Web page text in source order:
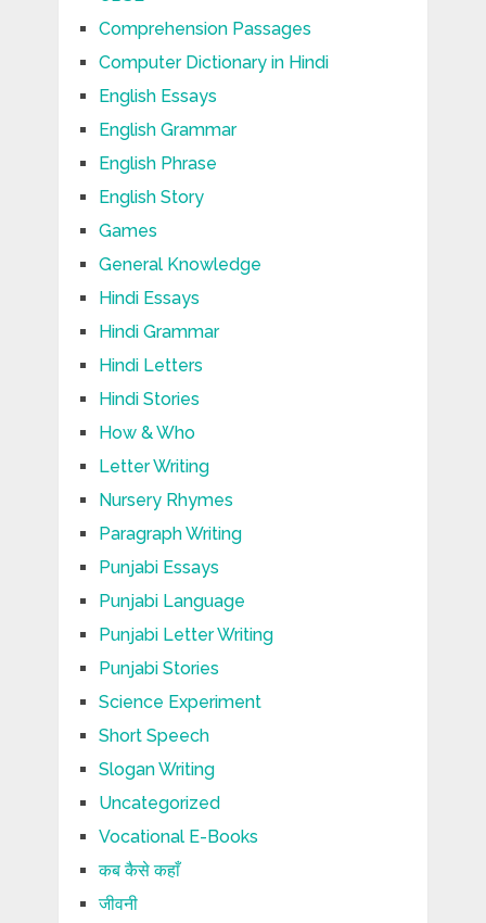
Comprehension Passages
Computer Dictionary in Hindi
English Essays
English Grammar
English Phrase
English Story
Games
General Knowledge
Hindi Essays
Hindi Grammar
Hindi Letters
Hindi Stories
How & Who
Letter Writing
Nursery Rhymes
Paragraph Writing
Punjabi Essays
Punjabi Language
Punjabi Letter Writing
Punjabi Stories
Science Experiment
Short Speech
Slogan Writing
Uncategorized
Vocational E-Books
कब कैसे कहाँ
जीवनी